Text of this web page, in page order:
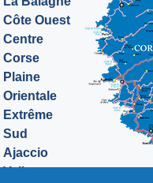
Côte Ouest
Centre
Corse
Plaine
Orientale
Extrême
Sud
Ajaccio
Valinco